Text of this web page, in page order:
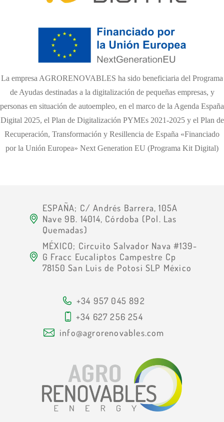
La empresa AGRORENOVABLES ha sido beneficiaria del Programa
de Ayudas destinadas a la digitalización de pequeñas empresas, y
personas en situación de autoempleo, en el marco de la Agenda España
Digital 2025, el Plan de Digitalización PYMEs 2021-2025 y el Plan de
Recuperación, Transformación y Resillencia de España «Financiado
por la Unión Europea» Next Generation EU (Programa Kit Digital)
ESPAÑA; C/ Andrés Barrera, 105A
Nave 9B. 14014, Córdoba (Pol. Las
Quemadas)
MÉXICO; Circuito Salvador Nava #139-
G Fracc Eucaliptos Campestre Cp
78150 San Luis de Potosi SLP México
+34 957 045 892
+34 627 256 254
info@agrorenovables.com